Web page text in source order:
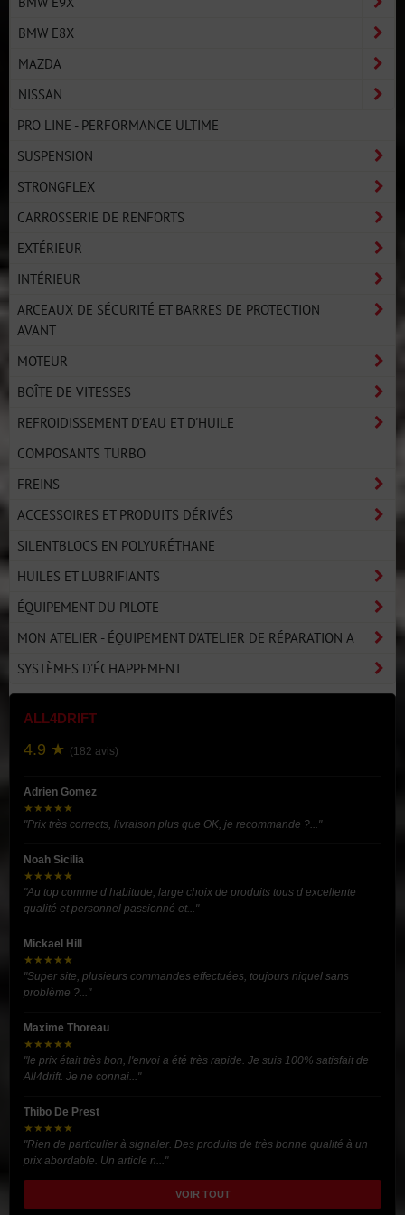
BMW E8X
MAZDA
NISSAN
PRO LINE - PERFORMANCE ULTIME
SUSPENSION
STRONGFLEX
CARROSSERIE DE RENFORTS
EXTÉRIEUR
INTÉRIEUR
ARCEAUX DE SÉCURITÉ ET BARRES DE PROTECTION
AVANT
MOTEUR
BOÎTE DE VITESSES
REFROIDISSEMENT D'EAU ET D'HUILE
COMPOSANTS TURBO
FREINS
ACCESSOIRES ET PRODUITS DÉRIVÉS
SILENTBLOCS EN POLYURÉTHANE
HUILES ET LUBRIFIANTS
ÉQUIPEMENT DU PILOTE
MON ATELIER - ÉQUIPEMENT D'ATELIER DE RÉPARATION A
SYSTÈMES D'ÉCHAPPEMENT
ALL4DRIFT
4.9 ★ (182 avis)
Adrien Gomez
★★★★★
"Prix très corrects, livraison plus que OK, je recommande ?..."
Noah Sicilia
★★★★★
"Au top comme d habitude, large choix de produits tous d excellente
qualité et personnel passionné et..."
Mickael Hill
★★★★★
"Super site, plusieurs commandes effectuées, toujours niquel sans
problème ?..."
Maxime Thoreau
★★★★★
"le prix était très bon, l'envoi a été très rapide. Je suis 100% satisfait de
All4drift. Je ne connai..."
Thibo De Prest
★★★★★
"Rien de particulier à signaler. Des produits de très bonne qualité à un
prix abordable. Un article n..."
VOIR TOUT